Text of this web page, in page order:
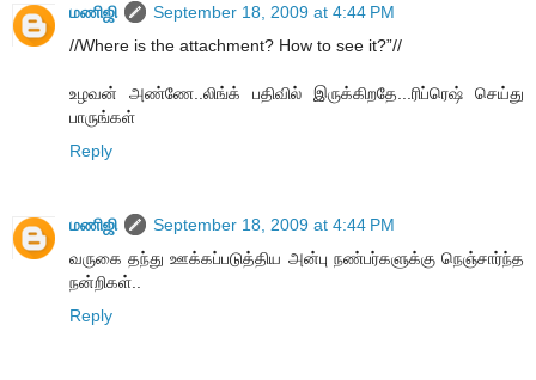
மணிஜி
September 18, 2009 at 4:44 PM
//Where is the attachment? How to see it?”//
உழவன் அண்ணே..லிங்க் பதிவில் இருக்கிறதே...ரிப்ரெஷ் செய்து
பாருங்கள்
Reply
மணிஜி
September 18, 2009 at 4:44 PM
வருகை தந்து ஊக்கப்படுத்திய அன்பு நண்பர்களுக்கு நெஞ்சார்ந்த
நன்றிகள்..
Reply